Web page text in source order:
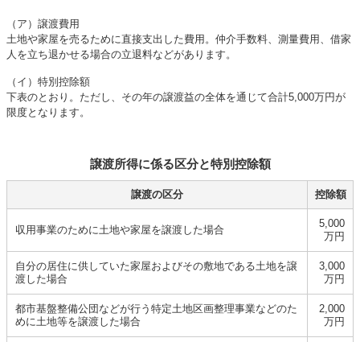
（ア）譲渡費用
土地や家屋を売るために直接支出した費用。仲介手数料、測量費用、借家
人を立ち退かせる場合の立退料などがあります。
（イ）特別控除額
下表のとおり。ただし、その年の譲渡益の全体を通じて合計5,000万円が
限度となります。
譲渡所得に係る区分と特別控除額
譲渡の区分 控除額
収用事業のために土地や家屋を譲渡した場合
5,000
万円
自分の居住に供していた家屋およびその敷地である土地を譲
渡した場合
3,000
万円
都市基盤整備公団などが行う特定土地区画整理事業などのた
めに土地等を譲渡した場合
2,000
万円